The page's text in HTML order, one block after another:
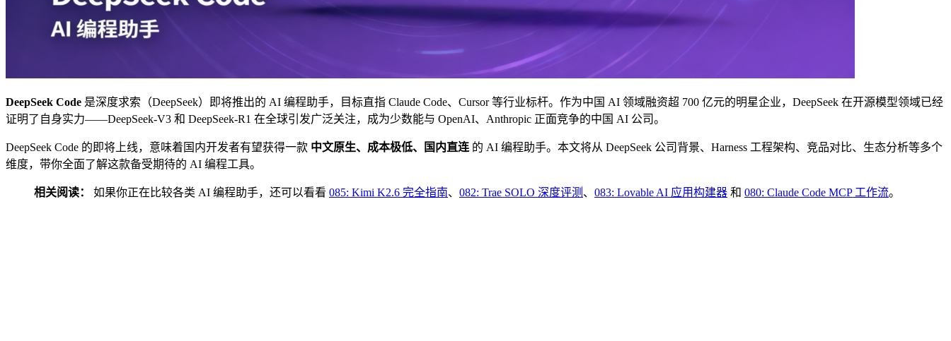
DeepSeek Code 是深度求索（DeepSeek）即将推出的 AI 编程助手，目标直指 Claude Code、Cursor 等行业标杆。作为中国 AI 领域融资超 700 亿元的明星企业，DeepSeek 在开源模型领域已经
证明了自身实力——DeepSeek-V3 和 DeepSeek-R1 在全球引发广泛关注，成为少数能与 OpenAI、Anthropic 正面竞争的中国 AI 公司。
DeepSeek Code 的即将上线，意味着国内开发者有望获得一款 中文原生、成本极低、国内直连 的 AI 编程助手。本文将从 DeepSeek 公司背景、Harness 工程架构、竞品对比、生态分析等多个
维度，带你全面了解这款备受期待的 AI 编程工具。
相关阅读： 如果你正在比较各类 AI 编程助手，还可以看看 085: Kimi K2.6 完全指南、 082: Trae SOLO 深度评测 、 083: Lovable AI 应用构建器 和 080: Claude Code MCP 工作流。